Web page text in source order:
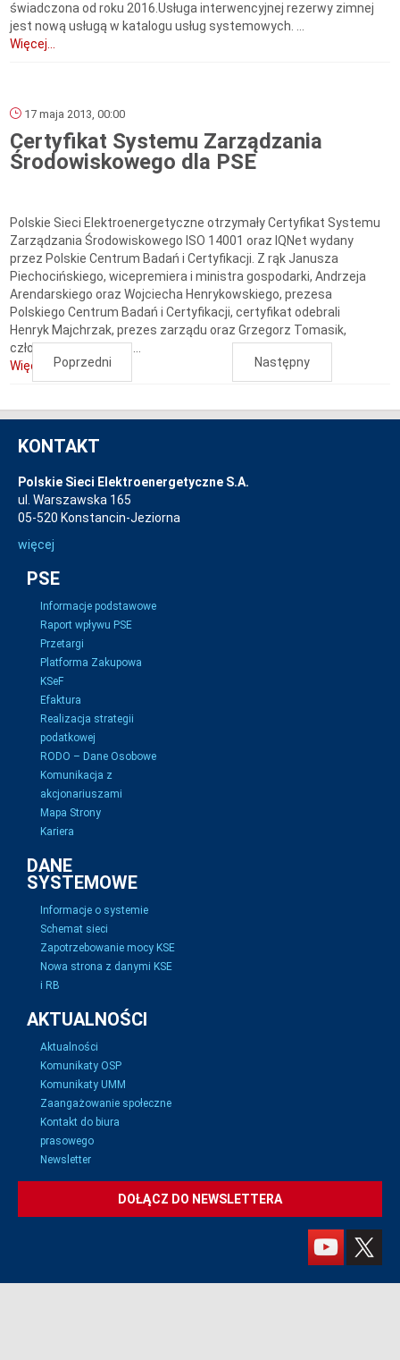
świadczona od roku 2016.Usługa interwencyjnej rezerwy zimnej
jest nową usługą w katalogu usług systemowych. ...
Więcej...
17 maja 2013, 00:00
Certyfikat Systemu Zarządzania
Środowiskowego dla PSE
Polskie Sieci Elektroenergetyczne otrzymały Certyfikat Systemu
Zarządzania Środowiskowego ISO 14001 oraz IQNet wydany
przez Polskie Centrum Badań i Certyfikacji. Z rąk Janusza
Piechocińskiego, wicepremiera i ministra gospodarki, Andrzeja
Arendarskiego oraz Wojciecha Henrykowskiego, prezesa
Polskiego Centrum Badań i Certyfikacji, certyfikat odebrali
Henryk Majchrzak, prezes zarządu oraz Grzegorz Tomasik,
członek zarządu PSE....
Więcej...Poprzedni Następny
KONTAKT
Polskie Sieci Elektroenergetyczne S.A.
ul. Warszawska 165
05-520 Konstancin-Jeziorna
więcej
PSE
Informacje podstawowe
Raport wpływu PSE
Przetargi
Platforma Zakupowa
KSeF
Efaktura
Realizacja strategii
podatkowej
RODO – Dane Osobowe
Komunikacja z
akcjonariuszami
Mapa Strony
Kariera
DANE
SYSTEMOWE
Informacje o systemie
Schemat sieci
Zapotrzebowanie mocy KSE
Nowa strona z danymi KSE
i RB
AKTUALNOŚCI
Aktualności
Komunikaty OSP
Komunikaty UMM
Zaangażowanie społeczne
Kontakt do biura
prasowego
Newsletter
DOŁĄCZ DO NEWSLETTERA